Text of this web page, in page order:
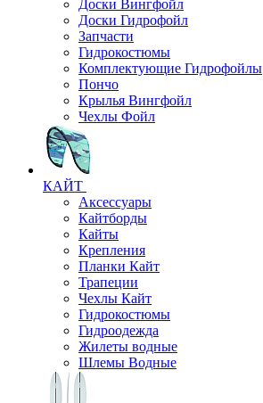
Доски Вингфойл
Доски Гидрофойл
Запчасти
Гидрокостюмы
Комплектующие Гидрофойлы
Пончо
Крылья Вингфойл
Чехлы Фойл
КАЙТ
Аксессуары
Кайтборды
Кайты
Крепления
Планки Кайт
Трапеции
Чехлы Кайт
Гидрокостюмы
Гидроодежда
Жилеты водные
Шлемы Водные